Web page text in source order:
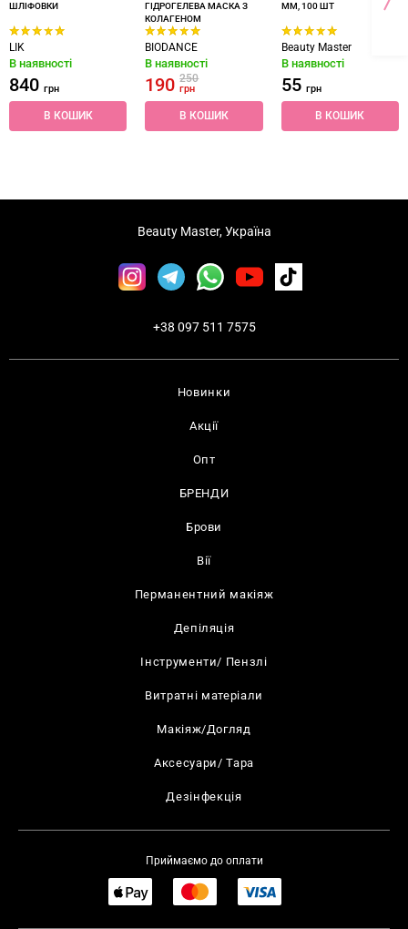
ШЛІФОВКИ
LIK
В наявності
840 грн
В КОШИК
ГІДРОГЕЛЕВА МАСКА З
КОЛАГЕНОМ
BIODANCE
В наявності
190250
грн
В КОШИК
ММ, 100 ШТ
Beauty Master
В наявності
55 грн
В КОШИК
Новинки
Акції
Опт
БРЕНДИ
Брови
Вії
Перманентний макіяж
Депіляція
Інструменти/ Пензлі
Витратні матеріали
Макіяж/Догляд
Аксесуари/ Тара
Дезінфекція
Beauty Master, Україна
+38 097 511 7575
Приймаємо до оплати